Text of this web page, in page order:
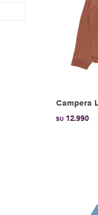
Campera
$U 12.990